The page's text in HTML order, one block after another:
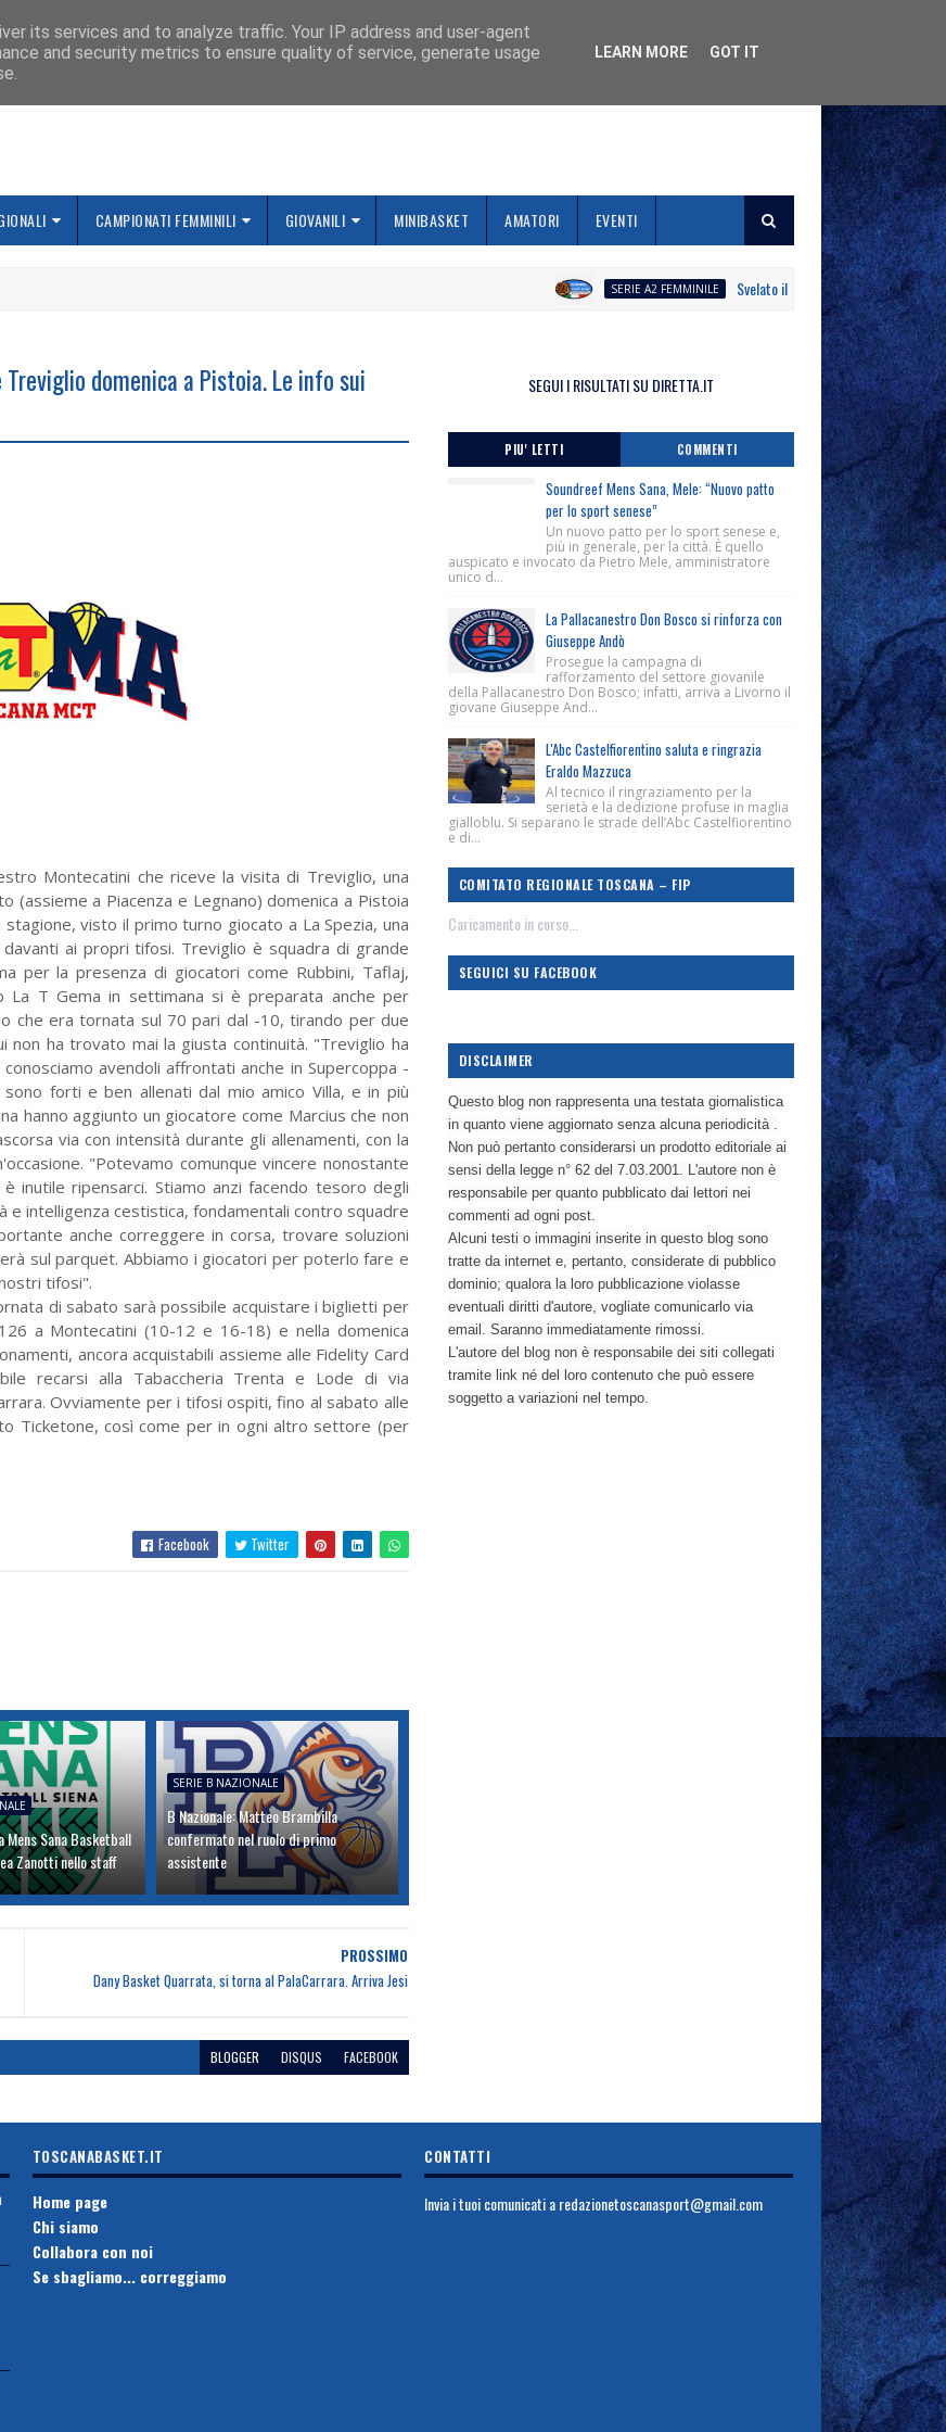
CAMPIONATI FEMMINILI GIOVANILI MINIBASKET AMATORI EVENTI
SERIE A2 FEMMINILE Svelato il calendario la Polisportiva Galli
domenica a Pistoia. Le info sui
Montecatini che riceve la visita di Treviglio, una
(assieme a Piacenza e Legnano) domenica a Pistoia
visto il primo turno giocato a La Spezia, una
ai propri tifosi. Treviglio è squadra di grande
per la presenza di giocatori come Rubbini, Taflaj,
La T Gema in settimana si è preparata anche per
che era tornata sul 70 pari dal -10, tirando per due
ha trovato mai la giusta continuità. "Treviglio ha
avendoli affrontati anche in Supercoppa -
forti e ben allenati dal mio amico Villa, e in più
hanno aggiunto un giocatore come Marcius che non
via con intensità durante gli allenamenti, con la
"Potevamo comunque vincere nonostante
inutile ripensarci. Stiamo anzi facendo tesoro degli
intelligenza cestistica, fondamentali contro squadre
anche correggere in corsa, trovare soluzioni
sul parquet. Abbiamo i giocatori per poterlo fare e
tifosi".
di sabato sarà possibile acquistare i biglietti per
a Montecatini (10-12 e 16-18) e nella domenica
ancora acquistabili assieme alle Fidelity Card
recarsi alla Tabaccheria Trenta e Lode di via
Ovviamente per i tifosi ospiti, fino al sabato alle
Ticketone, così come per in ogni altro settore (per
Facebook Twitter
Mens Sana Basketball
Zanotti nello staff
SERIE B NAZIONALE
B Nazionale: Matteo Brambilla
confermato nel ruolo di primo
assistente
PROSSIMO
Dany Basket Quarrata, si torna al PalaCarrara. Arriva Jesi
BLOGGER DISQUS FACEBOOK
SEGUI I RISULTATI SU DIRETTA.IT
PIU' LETTI COMMENTI
Soundreef Mens Sana, Mele: “Nuovo patto
per lo sport senese”
Un nuovo patto per lo sport senese e,
più in generale, per la città. È quello
auspicato e invocato da Pietro Mele, amministratore
unico d...
La Pallacanestro Don Bosco si rinforza con
Giuseppe Andò
Prosegue la campagna di
rafforzamento del settore giovanile
della Pallacanestro Don Bosco; infatti, arriva a Livorno il
giovane Giuseppe And...
L'Abc Castelfiorentino saluta e ringrazia
Eraldo Mazzuca
Al tecnico il ringraziamento per la
serietà e la dedizione profuse in maglia
gialloblu. Si separano le strade dell’Abc Castelfiorentino
e di...
COMITATO REGIONALE TOSCANA – FIP
Caricamento in corso...
SEGUICI SU FACEBOOK
DISCLAIMER
Questo blog non rappresenta una testata giornalistica
in quanto viene aggiornato senza alcuna periodicità .
Non può pertanto considerarsi un prodotto editoriale ai
sensi della legge n° 62 del 7.03.2001. L'autore non è
responsabile per quanto pubblicato dai lettori nei
commenti ad ogni post.
Alcuni testi o immagini inserite in questo blog sono
tratte da internet e, pertanto, considerate di pubblico
dominio; qualora la loro pubblicazione violasse
eventuali diritti d'autore, vogliate comunicarlo via
email. Saranno immediatamente rimossi.
L'autore del blog non è responsabile dei siti collegati
tramite link né del loro contenuto che può essere
soggetto a variazioni nel tempo.
TOSCANABASKET.IT
Home page
Chi siamo
Collabora con noi
Se sbagliamo... correggiamo
CONTATTI
Invia i tuoi comunicati aredazionetoscanasport@gmail.com
its services and to analyze traffic. Your IP address and user-agent
and security metrics to ensure quality of service, generate usage
LEARN MORE GOT IT